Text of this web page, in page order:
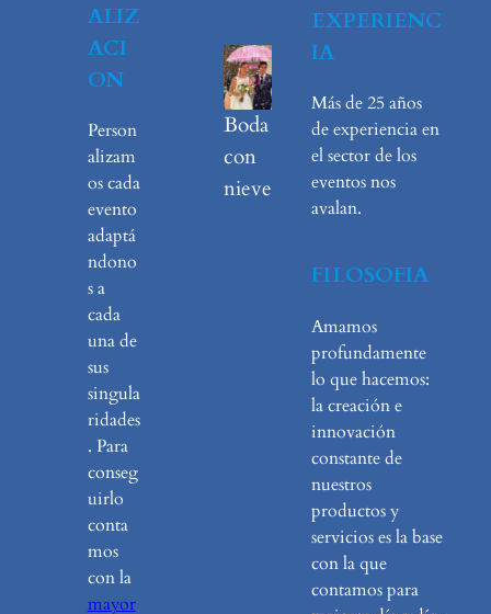
ALIZ
ACI
ON
Person
alizam
os cada
evento
adaptá
ndono
s a
cada
una de
sus
singula
ridades
. Para
conseg
uirlo
conta
mos
con la
mayor
Boda
con
nieve
EXPERIENC
IA
Más de 25 años
de experiencia en
el sector de los
eventos nos
avalan.
FILOSOFIA
Amamos
profundamente
lo que hacemos:
la creación e
innovación
constante de
nuestros
productos y
servicios es la base
con la que
contamos para